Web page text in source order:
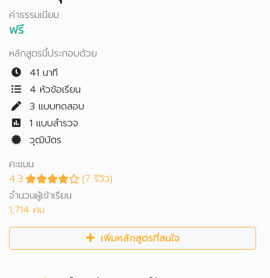
ค่าธรรมเนียม
ฟรี
หลักสูตรนี้ประกอบด้วย
41 นาที
4 หัวข้อเรียน
3 แบบทดสอบ
1 แบบสำรวจ
วุฒิบัตร
คะแนน
4.3
(7 รีวิว)
จำนวนผู้เข้าเรียน
1,714 คน
เพิ่มหลักสูตรที่สนใจ